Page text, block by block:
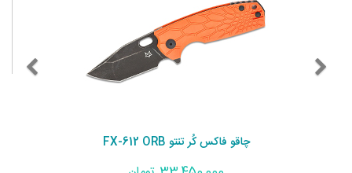
چاقو فاکس کُر تنتو FX-612 ORB